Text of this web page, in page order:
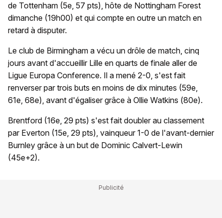
de Tottenham (5e, 57 pts), hôte de Nottingham Forest
dimanche (19h00) et qui compte en outre un match en
retard à disputer.
Le club de Birmingham a vécu un drôle de match, cinq
jours avant d'accueillir Lille en quarts de finale aller de
Ligue Europa Conference. Il a mené 2-0, s'est fait
renverser par trois buts en moins de dix minutes (59e,
61e, 68e), avant d'égaliser grâce à Ollie Watkins (80e).
Brentford (16e, 29 pts) s'est fait doubler au classement
par Everton (15e, 29 pts), vainqueur 1-0 de l'avant-dernier
Burnley grâce à un but de Dominic Calvert-Lewin
(45e+2).